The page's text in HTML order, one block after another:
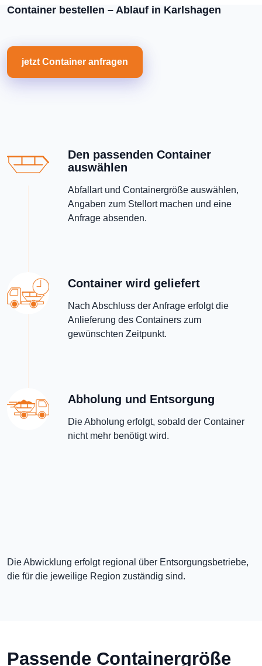
Container bestellen – Ablauf in Karlshagen
jetzt Container anfragen
Den passenden Container
auswählen
Abfallart und Containergröße auswählen,
Angaben zum Stellort machen und eine
Anfrage absenden.
Container wird geliefert
Nach Abschluss der Anfrage erfolgt die
Anlieferung des Containers zum
gewünschten Zeitpunkt.
Abholung und Entsorgung
Die Abholung erfolgt, sobald der Container
nicht mehr benötigt wird.
Die Abwicklung erfolgt regional über Entsorgungsbetriebe,
die für die jeweilige Region zuständig sind.
Passende Containergröße